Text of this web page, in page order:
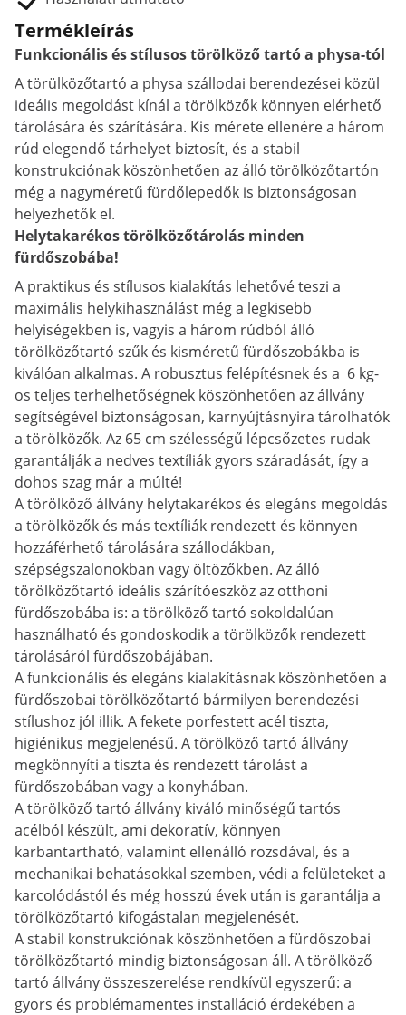
Termékleírás
Funkcionális és stílusos törölköző tartó a physa-tól
A törülközőtartó a physa szállodai berendezései közül
ideális megoldást kínál a törölközők könnyen elérhető
tárolására és szárítására. Kis mérete ellenére a három
rúd elegendő tárhelyet biztosít, és a stabil
konstrukciónak köszönhetően az álló törölközőtartón
még a nagyméretű fürdőlepedők is biztonságosan
helyezhetők el.
Helytakarékos törölközőtárolás minden
fürdőszobába!
A praktikus és stílusos kialakítás lehetővé teszi a
maximális helykihasználást még a legkisebb
helyiségekben is, vagyis a három rúdból álló
törölközőtartó szűk és kisméretű fürdőszobákba is
kiválóan alkalmas. A robusztus felépítésnek és a 6 kg-
os teljes terhelhetőségnek köszönhetően az állvány
segítségével biztonságosan, karnyújtásnyira tárolhatók
a törölközők. Az 65 cm szélességű lépcsőzetes rudak
garantálják a nedves textíliák gyors száradását, így a
dohos szag már a múlté!
A törölköző állvány helytakarékos és elegáns megoldás
a törölközők és más textíliák rendezett és könnyen
hozzáférhető tárolására szállodákban,
szépségszalonokban vagy öltözőkben. Az álló
törölközőtartó ideális szárítóeszköz az otthoni
fürdőszobába is: a törölköző tartó sokoldalúan
használható és gondoskodik a törölközők rendezett
tárolásáról fürdőszobájában.
A funkcionális és elegáns kialakításnak köszönhetően a
fürdőszobai törölközőtartó bármilyen berendezési
stílushoz jól illik. A fekete porfestett acél tiszta,
higiénikus megjelenésű. A törölköző tartó állvány
megkönnyíti a tiszta és rendezett tárolást a
fürdőszobában vagy a konyhában.
A törölköző tartó állvány kiváló minőségű tartós
acélból készült, ami dekoratív, könnyen
karbantartható, valamint ellenálló rozsdával, és a
mechanikai behatásokkal szemben, védi a felületeket a
karcolódástól és még hosszú évek után is garantálja a
törölközőtartó kifogástalan megjelenését.
A stabil konstrukciónak köszönhetően a fürdőszobai
törölközőtartó mindig biztonságosan áll. A törölköző
tartó állvány összeszerelése rendkívül egyszerű: a
gyors és problémamentes installáció érdekében a